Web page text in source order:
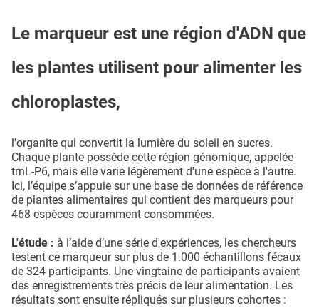
Le marqueur est une région d'ADN que
les plantes utilisent pour alimenter les
chloroplastes,
l'organite qui convertit la lumière du soleil en sucres.
Chaque plante possède cette région génomique, appelée
trnL-P6, mais elle varie légèrement d'une espèce à l'autre.
Ici, l’équipe s’appuie sur une base de données de référence
de plantes alimentaires qui contient des marqueurs pour
468 espèces couramment consommées.
L'étude : à l’aide d’une série d'expériences, les chercheurs
testent ce marqueur sur plus de 1.000 échantillons fécaux
de 324 participants. Une vingtaine de participants avaient
des enregistrements très précis de leur alimentation. Les
résultats sont ensuite répliqués sur plusieurs cohortes :